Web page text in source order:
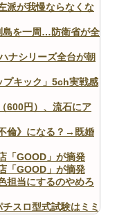
派が我慢ならなくな
島を一周…防衛省が全
ナシリーズ全台が朝
プキック」5ch実戦感
600円）、流石にア
倫》になる？→既婚
「GOOD」が摘発
「GOOD」が摘発
担当にするのやめろ
スロ型式試験はミミ